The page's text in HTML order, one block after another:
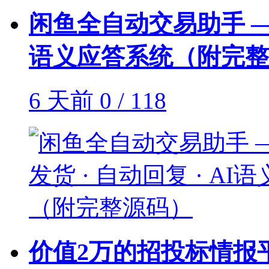
闲鱼全自动交易助手
语义应答系统（附完
6 天前 0 / 118
价值2万的招投标情报